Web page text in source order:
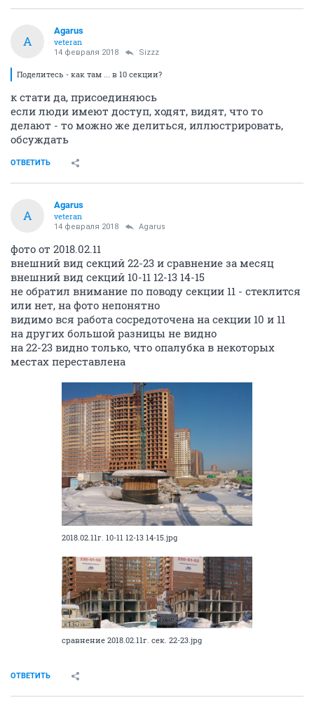
A
Agarus
veteran
14 февраля 2018 Sizzz
Поделитесь - как там ... в 10 секции?
к стати да, присоединяюсь
если люди имеют доступ, ходят, видят, что то
делают - то можно же делиться, иллюстрировать,
обсуждать
ОТВЕТИТЬ
A
Agarus
veteran
14 февраля 2018 Agarus
фото от 2018.02.11
внешний вид секций 22-23 и сравнение за месяц
внешний вид секций 10-11 12-13 14-15
не обратил внимание по поводу секции 11 - стеклится
или нет, на фото непонятно
видимо вся работа сосредоточена на секции 10 и 11
на других большой разницы не видно
на 22-23 видно только, что опалубка в некоторых
местах переставлена
2018.02.11г. 10-11 12-13 14-15.jpg
сравнение 2018.02.11г. сек. 22-23.jpg
ОТВЕТИТЬ